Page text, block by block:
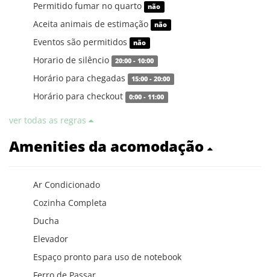
Permitido fumar no quarto não
Aceita animais de estimação não
Eventos são permitidos não
Horario de silêncio 20:00 - 10:00
Horário para chegadas 15:00 - 20:00
Horário para checkout 0:00 - 11:00
ver todas as regras
Amenities da acomodação
Ar Condicionado
Cozinha Completa
Ducha
Elevador
Espaço pronto para uso de notebook